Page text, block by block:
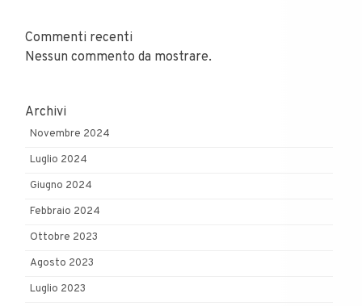
Commenti recenti
Nessun commento da mostrare.
Archivi
Novembre 2024
Luglio 2024
Giugno 2024
Febbraio 2024
Ottobre 2023
Agosto 2023
Luglio 2023